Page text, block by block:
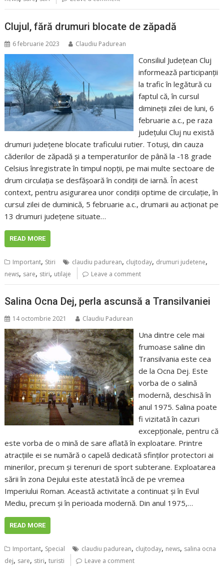
Clujul, fără drumuri blocate de zăpadă
6 februarie 2023 Claudiu Padurean
Consiliul Judeţean Cluj
informează participanţii
la trafic în legătură cu
faptul că, în cursul
dimineţii zilei de luni, 6
februarie a.c., pe raza
judeţului Cluj nu există
drumuri judeţene blocate traficului rutier. Totuși, din cauza
căderilor de zăpadă și a temperaturilor de până la -18 grade
Celsius înregistrate în timpul nopții, pe mai multe sectoare de
drum circulaţia se desfășoară în condiţii de iarnă. În acest
context, pentru asigurarea unor condiţii optime de circulaţie, în
cursul zilei de duminică, 5 februarie a.c., drumarii au acţionat pe
13 drumuri județene situate…
READ MORE
Important, Stiri claudiu padurean, clujtoday, drumuri judetene,
news, sare, stiri, utilaje Leave a comment
Salina Ocna Dej, perla ascunsă a Transilvaniei
14 octombrie 2021 Claudiu Padurean
Una dintre cele mai
frumoase saline din
Transilvania este cea
de la Ocna Dej. Este
vorba de o salină
modernă, deschisă în
anul 1975. Salina poate
fi vizitată în cazuri
excepționale, pentru că
este vorba de o mină de sare aflată în exploatare. Printre
atracțiile ei se numără o capelă dedicată sfinților protectori ai
minerilor, precum și terenuri de sport subterane. Exploatarea
sării în zona Dejului este atestată încă de pe vremea
Imperiului Roman. Această activitate a continuat și în Evul
Mediu, precum și în perioada modernă. Din anul 1975,…
READ MORE
Important, Special claudiu padurean, clujtoday, news, salina ocna
dej, sare, stiri,turisti Leave a comment